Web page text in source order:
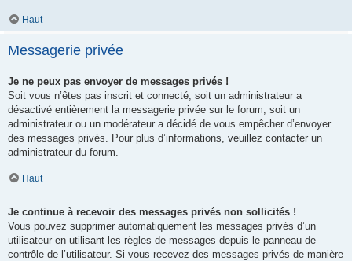
Haut
Messagerie privée
Je ne peux pas envoyer de messages privés !
Soit vous n’êtes pas inscrit et connecté, soit un administrateur a
désactivé entièrement la messagerie privée sur le forum, soit un
administrateur ou un modérateur a décidé de vous empêcher d’envoyer
des messages privés. Pour plus d’informations, veuillez contacter un
administrateur du forum.
Haut
Je continue à recevoir des messages privés non sollicités !
Vous pouvez supprimer automatiquement les messages privés d’un
utilisateur en utilisant les règles de messages depuis le panneau de
contrôle de l’utilisateur. Si vous recevez des messages privés de manière